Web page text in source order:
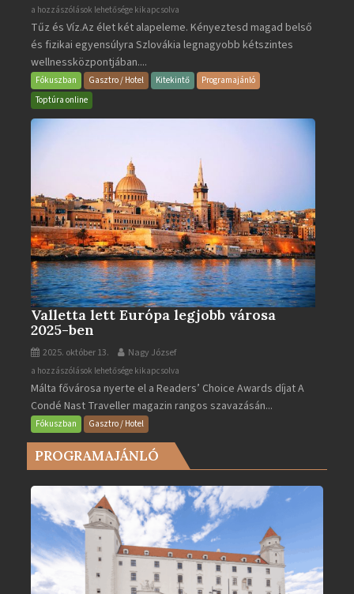
Aquacity
Poprad
·
Wellness
és
Gyógyfürdő
a hozzászólások lehetősége kikapcsolva
Tűz és Víz.Az élet két alapeleme. Kényeztesd magad belső
és fizikai egyensúlyra Szlovákia legnagyobb kétszintes
wellnessközpontjában....
Fókuszban Gasztro / Hotel Kitekintő
Programajánló
Toptúra online
Valletta lett Európa legjobb városa
2025-ben
2025. október 13. Nagy József
Valletta
lett
Európa
legjobb
városa
2025-
bejegyzéshez
a hozzászólások lehetősége kikapcsolva
Málta fővárosa nyerte el a Readers’ Choice Awards díjat A
Condé Nast Traveller magazin rangos szavazásán...
Fókuszban Gasztro / Hotel
PROGRAMAJÁNLÓ